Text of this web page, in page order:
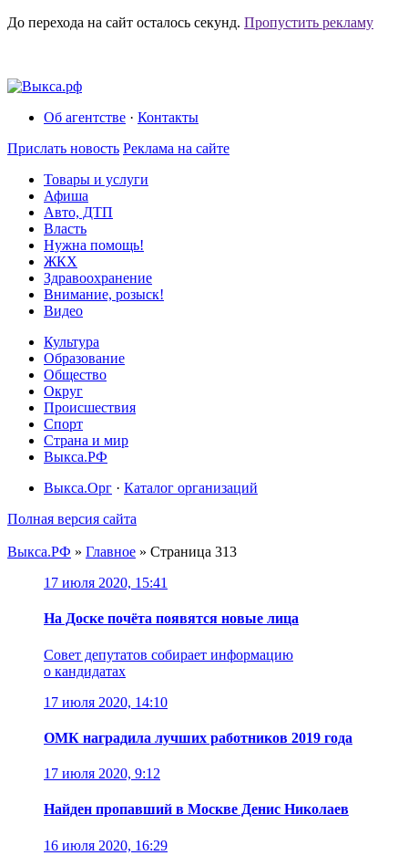
До перехода на сайт осталось секунд. Пропустить рекламу
Об агентстве · Контакты
Прислать новость Реклама на сайте
Товары и услуги
Афиша
Авто, ДТП
Власть
Нужна помощь!
ЖКХ
Здравоохранение
Внимание, розыск!
Видео
Культура
Образование
Общество
Округ
Происшествия
Спорт
Страна и мир
Выкса.РФ
Выкса.Орг · Каталог организаций
Полная версия сайта
Выкса.РФ » Главное » Страница 313
17 июля 2020, 15:41
На Доске почёта появятся новые лица
Совет депутатов собирает информацию
о кандидатах
17 июля 2020, 14:10
ОМК наградила лучших работников 2019 года
17 июля 2020, 9:12
Найден пропавший в Москве Денис Николаев
16 июля 2020, 16:29